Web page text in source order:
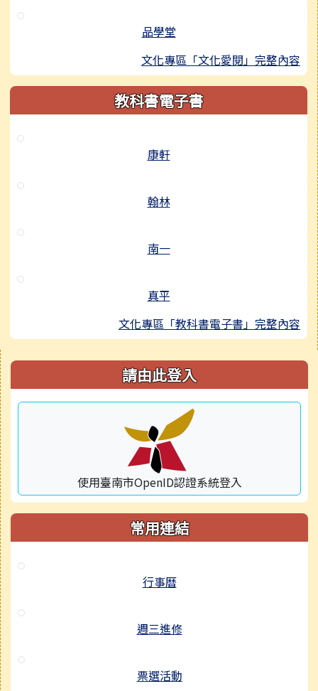
品學堂
文化專區「文化愛閱」完整內容
教科書電子書
康軒
翰林
南一
真平
文化專區「教科書電子書」完整內容
右邊區域內容 請由此登入
使用臺南市OpenID認證系統登入
常用連結
行事曆
週三進修
票選活動